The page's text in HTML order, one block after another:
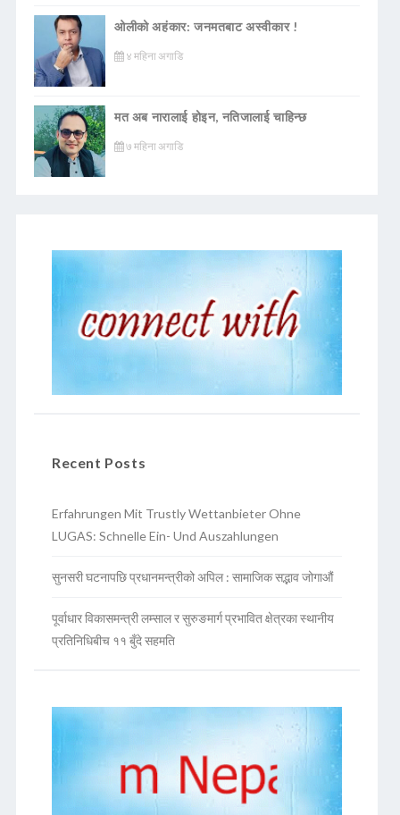
ओलीको अहंकार: जनमतबाट अस्वीकार !
४ महिना अगाडि
मत अब नारालाई होइन, नतिजालाई चाहिन्छ
७ महिना अगाडि
Recent Posts
Erfahrungen Mit Trustly Wettanbieter Ohne
LUGAS: Schnelle Ein- Und Auszahlungen
सुनसरी घटनापछि प्रधानमन्त्रीको अपिल : सामाजिक सद्भाव जोगाऔं
पूर्वाधार विकासमन्त्री लम्साल र सुरुङमार्ग प्रभावित क्षेत्रका स्थानीय
प्रतिनिधिबीच ११ बुँदे सहमति